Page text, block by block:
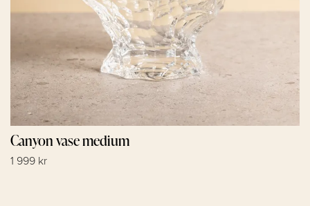
Canyon vase medium
1 999 kr